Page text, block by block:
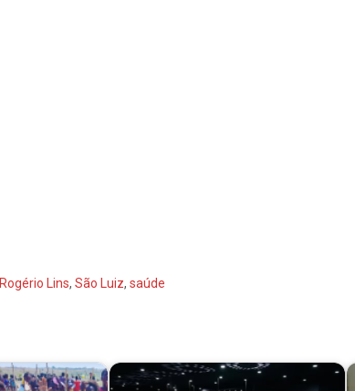
Rogério Lins, São Luiz, saúde